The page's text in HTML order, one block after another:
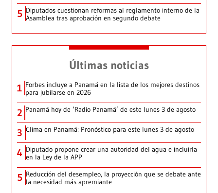
5 Diputados cuestionan reformas al reglamento interno de la
Asamblea tras aprobación en segundo debate
Últimas noticias
1 Forbes incluye a Panamá en la lista de los mejores destinos
para jubilarse en 2026
2 Panamá hoy de ‘Radio Panamá’ de este lunes 3 de agosto
3 Clima en Panamá: Pronóstico para este lunes 3 de agosto
4 Diputado propone crear una autoridad del agua e incluirla
en la Ley de la APP
5 Reducción del desempleo, la proyección que se debate ante
la necesidad más apremiante